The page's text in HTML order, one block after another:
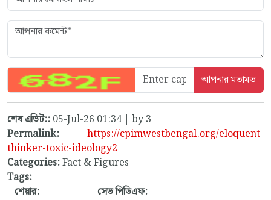
শেষ এডিট:: 05-Jul-26 01:34 | by 3
Permalink:
https://cpimwestbengal.org/eloquent-
thinker-toxic-ideology2
Categories:Fact & Figures
Tags:
শেয়ার:
সেভ পিডিএফ: